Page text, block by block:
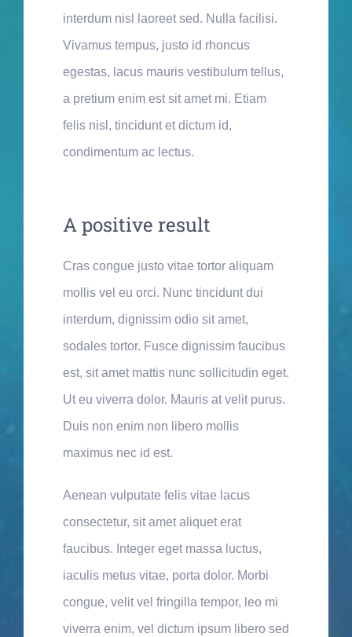
interdum nisl laoreet sed. Nulla facilisi.
Vivamus tempus, justo id rhoncus
egestas, lacus mauris vestibulum tellus,
a pretium enim est sit amet mi. Etiam
felis nisl, tincidunt et dictum id,
condimentum ac lectus.
A positive result
Cras congue justo vitae tortor aliquam
mollis vel eu orci. Nunc tincidunt dui
interdum, dignissim odio sit amet,
sodales tortor. Fusce dignissim faucibus
est, sit amet mattis nunc sollicitudin eget.
Ut eu viverra dolor. Mauris at velit purus.
Duis non enim non libero mollis
maximus nec id est.
Aenean vulputate felis vitae lacus
consectetur, sit amet aliquet erat
faucibus. Integer eget massa luctus,
iaculis metus vitae, porta dolor. Morbi
congue, velit vel fringilla tempor, leo mi
viverra enim, vel dictum ipsum libero sed